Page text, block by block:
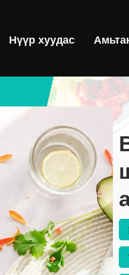
Нүүр хуудас